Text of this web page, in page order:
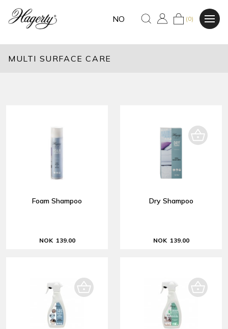
NO (0)
MULTI SURFACE CARE
Foam Shampoo
NOK 139.00
Dry Shampoo
NOK 139.00